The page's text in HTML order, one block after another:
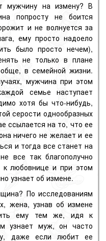
мужчину на измену? В
попросту не боится
и не волнуется за
ему просто надоело
было просто нечем),
не только в плане
в семейной жизни.
мужчина при этом
семье наступает
хотя бы что-нибудь,
серости однообразных
ссылается на то, что ее
ничего не желает и ее
и тогда все станет на
все так благополучно
к любовнице и при этом
узнает об измене.
По исследованиям
жена, узнав об измене
ему тем же, идя к
узнает муж, он часто
даже если любит ее